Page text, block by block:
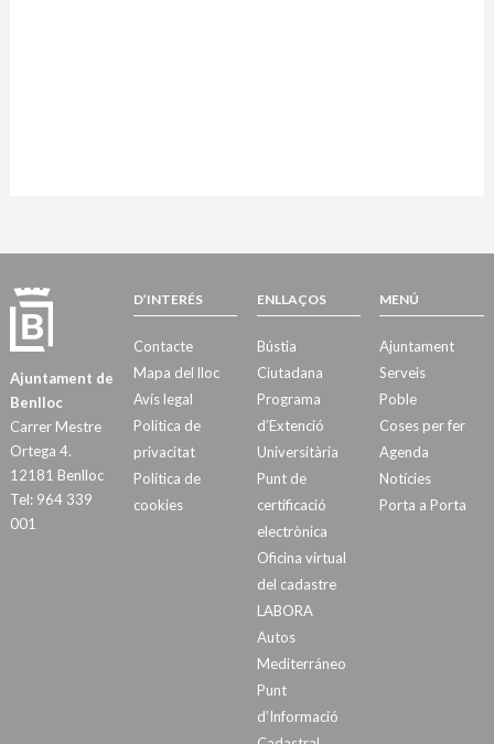
Ajuntament de
Benlloc
Carrer Mestre
Ortega 4.
12181 Benlloc
Tel: 964 339
001
D’INTERÉS
Contacte
Mapa del lloc
Avís legal
Política de
privacitat
Política de
cookies
ENLLAÇOS
Bústia
Ciutadana
Programa
d’Extenció
Universitària
Punt de
certificació
electrònica
Oficina virtual
del cadastre
LABORA
Autos
Mediterráneo
Punt
d’Informació
MENÚ
Ajuntament
Serveis
Poble
Coses per fer
Agenda
Notícies
Porta a Porta